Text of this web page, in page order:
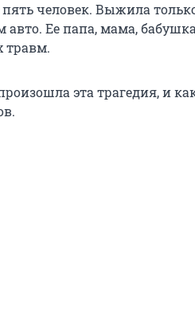
человек. Выжила
Ее папа, мама,
травм.
эта трагедия, и